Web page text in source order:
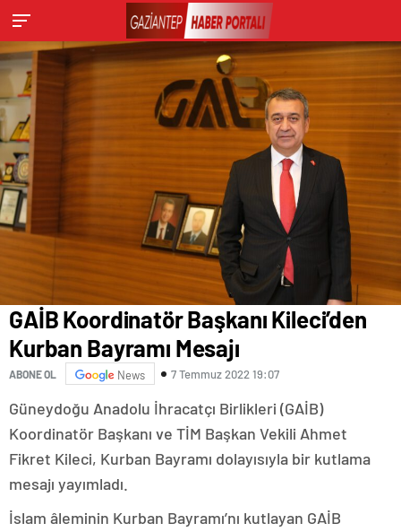
GAİB Koordinatör Başkanı Kileci’den
Kurban Bayramı Mesajı
ABONE OL News 7 Temmuz 2022 19:07
Güneydoğu Anadolu İhracatçı Birlikleri (GAİB)
Koordinatör Başkanı ve TİM Başkan Vekili Ahmet
Fikret Kileci, Kurban Bayramı dolayısıyla bir kutlama
mesajı yayımladı.
İslam âleminin Kurban Bayramı’nı kutlayan GAİB